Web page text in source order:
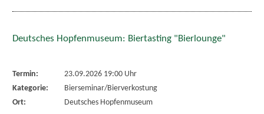
Deutsches Hopfenmuseum: Biertasting "Bierlounge"
Termin:
23.09.2026 19:00 Uhr
Kategorie:
Bierseminar/Bierverkostung
Ort:
Deutsches Hopfenmuseum